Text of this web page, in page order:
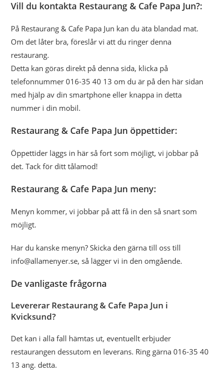
Vill du kontakta Restaurang & Cafe Papa Jun?:
På Restaurang & Cafe Papa Jun kan du äta blandad mat.
Om det låter bra, föreslår vi att du ringer denna
restaurang.
Detta kan göras direkt på denna sida, klicka på
telefonnummer 016-35 40 13 om du är på den här sidan
med hjälp av din smartphone eller knappa in detta
nummer i din mobil.
Restaurang & Cafe Papa Jun öppettider:
Öppettider läggs in här så fort som möjligt, vi jobbar på
det. Tack för ditt tålamod!
Restaurang & Cafe Papa Jun meny:
Menyn kommer, vi jobbar på att få in den så snart som
möjligt.
Har du kanske menyn? Skicka den gärna till oss till
info@allamenyer.se, så lägger vi in den omgående.
De vanligaste frågorna
Levererar Restaurang & Cafe Papa Jun i
Kvicksund?
Det kan i alla fall hämtas ut, eventuellt erbjuder
restaurangen dessutom en leverans. Ring gärna 016-35 40
13 ang. detta.